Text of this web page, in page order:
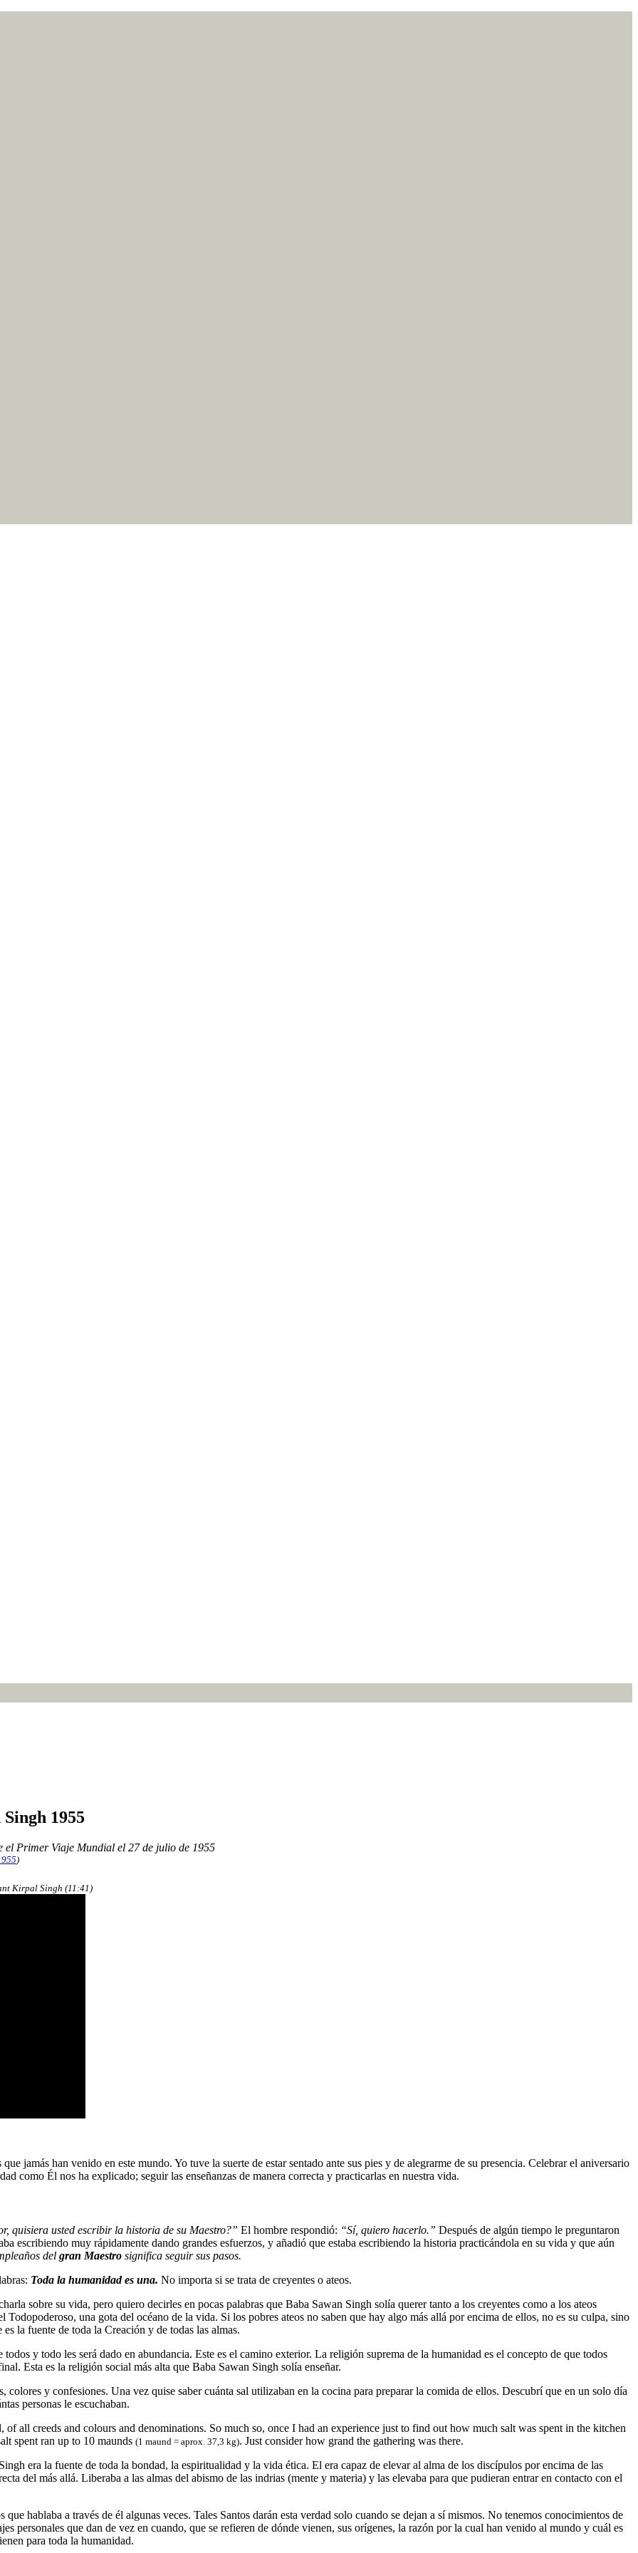
1955
Primer Viaje Mundial el 27 de julio de 1955
)
Kirpal Singh (11:41)
jamás han venido en este mundo. Yo tuve la suerte de estar sentado ante sus pies y de alegrarme de su presencia. Celebrar el aniversario
como Él nos ha explicado; seguir las enseñanzas de manera correcta y practicarlas en nuestra vida.
quisiera usted escribir la historia de su Maestro?” El hombre respondió: “Sí, quiero hacerlo.” Después de algún tiempo le preguntaron
escribiendo muy rápidamente dando grandes esfuerzos, y añadió que estaba escribiendo la historia practicándola en su vida y que aún
del gran Maestro significa seguir sus pasos.
Toda la humanidad es una. No importa si se trata de creyentes o ateos.
sobre su vida, pero quiero decirles en pocas palabras que Baba Sawan Singh solía querer tanto a los creyentes como a los ateos
una gota del océano de la vida. Si los pobres ateos no saben que hay algo más allá por encima de ellos, no es su culpa, sino
la fuente de toda la Creación y de todas las almas.
todos y todo les será dado en abundancia. Este es el camino exterior. La religión suprema de la humanidad es el concepto de que todos
Esta es la religión social más alta que Baba Sawan Singh solía enseñar.
colores y confesiones. Una vez quise saber cuánta sal utilizaban en la cocina para preparar la comida de ellos. Descubrí que en un solo día
personas le escuchaban.
all creeds and colours and denominations. So much so, once I had an experience just to find out how much salt was spent in the kitchen
spent ran up to 10 maunds (1 maund = aprox. 37,3 kg). Just consider how grand the gathering was there.
era la fuente de toda la bondad, la espiritualidad y la vida ética. El era capaz de elevar al alma de los discípulos por encima de las
del más allá. Liberaba a las almas del abismo de las indrias (mente y materia) y las elevaba para que pudieran entrar en contacto con el
que hablaba a través de él algunas veces. Tales Santos darán esta verdad solo cuando se dejan a sí mismos. No tenemos conocimientos de
personales que dan de vez en cuando, que se refieren de dónde vienen, sus orígenes, la razón por la cual han venido al mundo y cuál es
para toda la humanidad.